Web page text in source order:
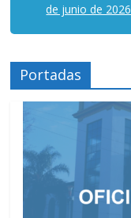
de junio de 2026
Portadas